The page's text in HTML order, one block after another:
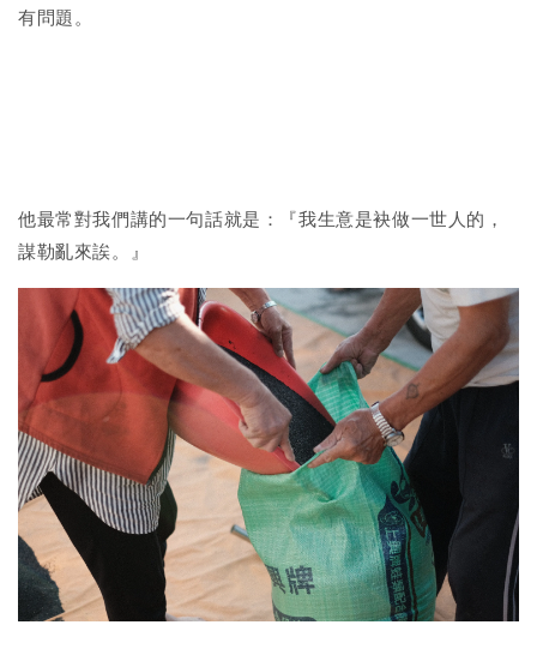
有問題。
他最常對我們講的一句話就是：『我生意是袂做一世人的，
謀勒亂來誒。』